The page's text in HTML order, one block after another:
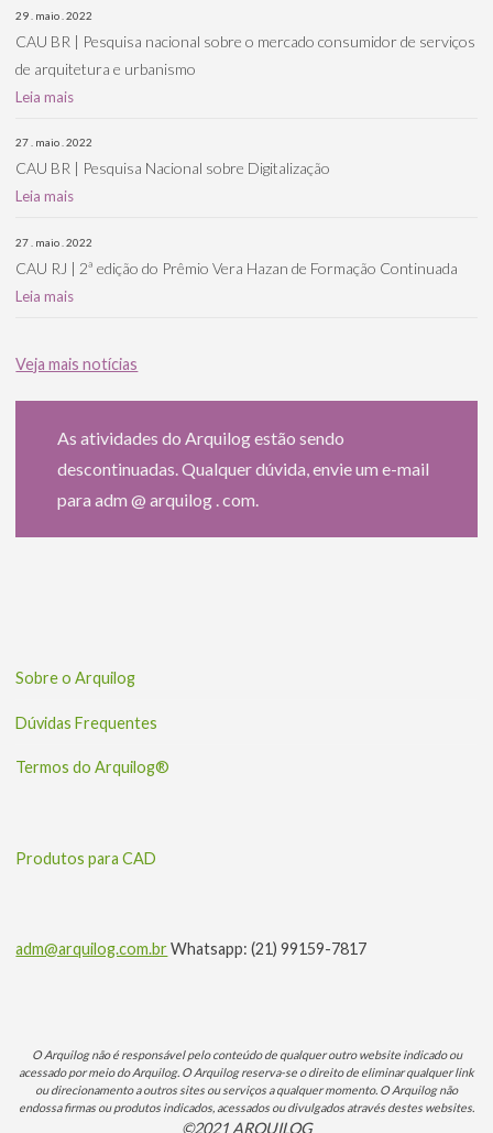
29 . maio . 2022
CAU BR | Pesquisa nacional sobre o mercado consumidor de serviços
de arquitetura e urbanismo
Leia mais
27 . maio . 2022
CAU BR | Pesquisa Nacional sobre Digitalização
Leia mais
27 . maio . 2022
CAU RJ | 2ª edição do Prêmio Vera Hazan de Formação Continuada
Leia mais
Veja mais notícias
As atividades do Arquilog estão sendo
descontinuadas. Qualquer dúvida, envie um e-mail
para adm @ arquilog . com.
Sobre o Arquilog
Dúvidas Frequentes
Termos do Arquilog®
Produtos para CAD
adm@arquilog.com.brWhatsapp: (21) 99159-7817
O Arquilog não é responsável pelo conteúdo de qualquer outro website indicado ou
acessado por meio do Arquilog. O Arquilog reserva-se o direito de eliminar qualquer link
ou direcionamento a outros sites ou serviços a qualquer momento. O Arquilog não
endossa firmas ou produtos indicados, acessados ou divulgados através destes websites.
©2021 ARQUILOG